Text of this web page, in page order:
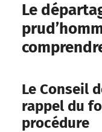
Le
Le Conseil
rappel du
procédure